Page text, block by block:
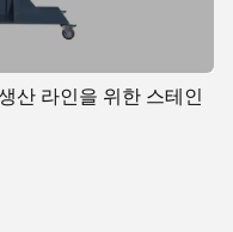
산 라인을 위한 스테인